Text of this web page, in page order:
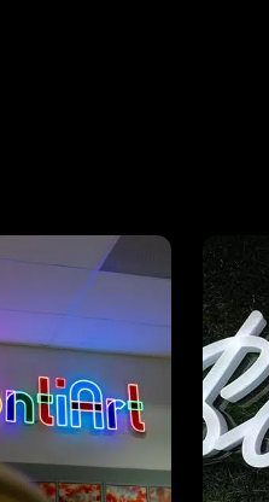
intensive 24h/24 et 7j/7.